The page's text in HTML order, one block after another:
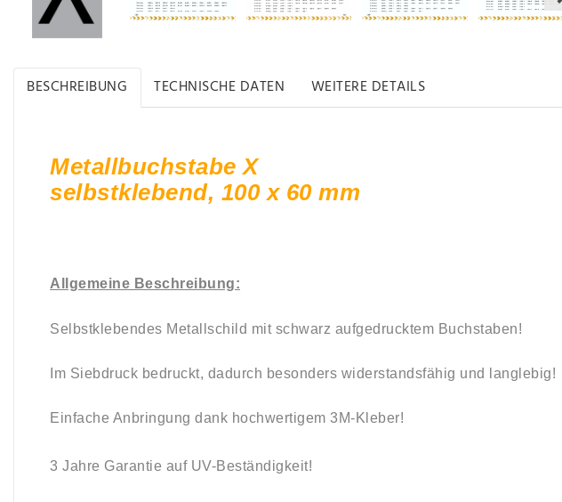
BESCHREIBUNG TECHNISCHE DATEN WEITERE DETAILS
Metallbuchstabe X
selbstklebend, 100 x 60 mm
Allgemeine Beschreibung:
Selbstklebendes Metallschild mit schwarz aufgedrucktem Buchstaben!
Im Siebdruck bedruckt, dadurch besonders widerstandsfähig und langlebig!
Einfache Anbringung dank hochwertigem 3M-Kleber!
3 Jahre Garantie auf UV-Beständigkeit!